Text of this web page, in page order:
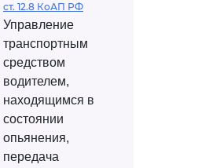
ст. 12.8 КоАП РФ
Управление
транспортным
средством
водителем,
находящимся в
состоянии
опьянения,
передача